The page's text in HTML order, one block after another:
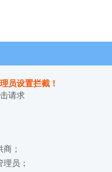
员设置拦截！
请求
；
员；